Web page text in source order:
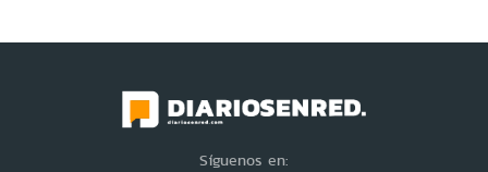
Síguenos en: